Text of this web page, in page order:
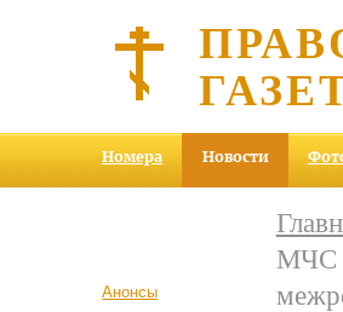
Номера Новости
Анонсы
МЧС